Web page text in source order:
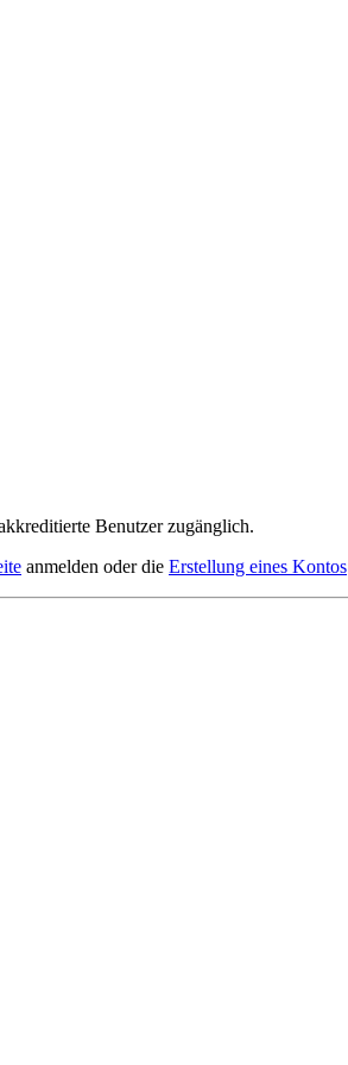
Benutzer zugänglich.
anmelden oder die Erstellung eines Kontos